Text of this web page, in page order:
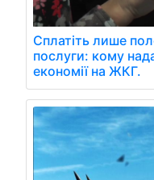
Сплатіть лише
послуги: кому
економії на ЖКГ.